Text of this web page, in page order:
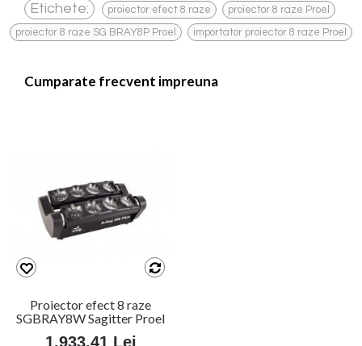
Etichete: proiector efect 8 raze proiector 8 raze Proel
proiector 8 raze SG BRAY8P Proel importator proiector 8 raze Proel
Cumparate frecvent impreuna
Proiector efect 8 raze
SGBRAY8W Sagitter Proel
1.933,41 Lei